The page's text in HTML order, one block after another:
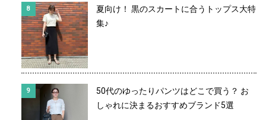
夏向け！ 黒のスカートに合うトップス大特
集♪
50代のゆったりパンツはどこで買う？ お
しゃれに決まるおすすめブランド5選